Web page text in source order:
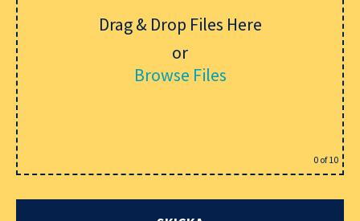
Drag & Drop Files Here
or
Browse Files
0 of 10